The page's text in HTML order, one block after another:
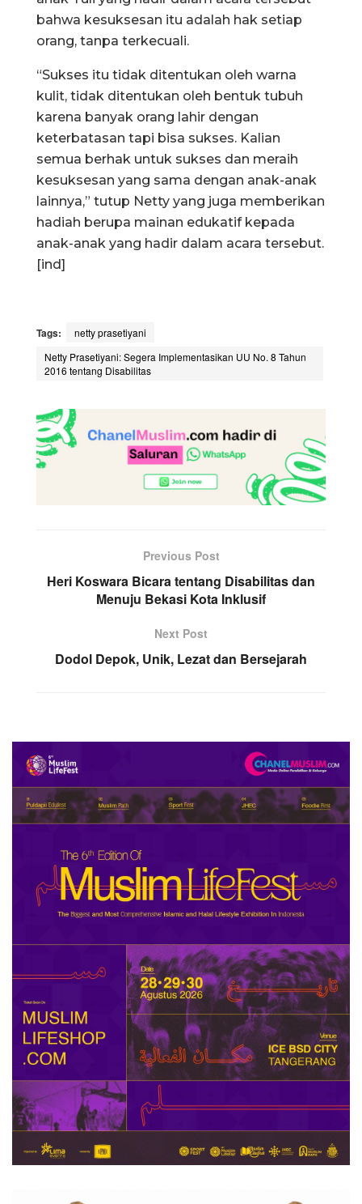
bahwa kesuksesan itu adalah hak setiap
orang, tanpa terkecuali.
“Sukses itu tidak ditentukan oleh warna
kulit, tidak ditentukan oleh bentuk tubuh
karena banyak orang lahir dengan
keterbatasan tapi bisa sukses. Kalian
semua berhak untuk sukses dan meraih
kesuksesan yang sama dengan anak-anak
lainnya,” tutup Netty yang juga memberikan
hadiah berupa mainan edukatif kepada
anak-anak yang hadir dalam acara tersebut.
[ind]
Tags:
netty prasetiyani
Netty Prasetiyani: Segera Implementasikan UU No. 8 Tahun
2016 tentang Disabilitas
Previous Post
Heri Koswara Bicara tentang Disabilitas dan
Menuju Bekasi Kota Inklusif
Next Post
Dodol Depok, Unik, Lezat dan Bersejarah